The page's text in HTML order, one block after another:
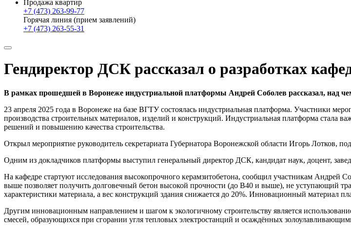
Продажа квартир
+7 (473) 263-99-77
Горячая линия (прием заявлений)
+7 (473) 263-55-31
Гендиректор ДСК рассказал о разработках
В рамках прошедшей в Воронеже индустриальной платформы Андрей Соболев рассказал, над
23 апреля 2025 года в Воронеже на базе ВГТУ состоялась индустриальная платформа. Участники
производства строительных материалов, изделий и конструкций. Индустриальная платформа
решений и повышению качества строительства.
Открыл мероприятие руководитель секретариата Губернатора Воронежской области Игорь Лотков,
Одним из докладчиков платформы выступил генеральный директор ДСК, кандидат наук, доцент,
На кафедре стартуют исследования высокопрочного керамзитобетона, сообщил участникам
выше позволяет получить долговечный бетон высокой прочности (до В40 и выше), не уступающий
характеристики материала, а вес конструкций здания снижается до 20%. Инновационный материал
Другим инновационным направлением и шагом к экологичному строительству является
смесей, образующихся при сгорании угля тепловых электростанций и осаждённых